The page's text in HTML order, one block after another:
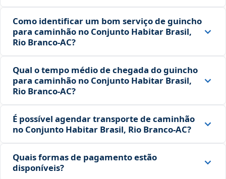
Como identificar um bom serviço de guincho
para caminhão no Conjunto Habitar Brasil,
Rio Branco‑AC?
Qual o tempo médio de chegada do guincho
para caminhão no Conjunto Habitar Brasil,
Rio Branco‑AC?
É possível agendar transporte de caminhão
no Conjunto Habitar Brasil, Rio Branco‑AC?
Quais formas de pagamento estão
disponíveis?